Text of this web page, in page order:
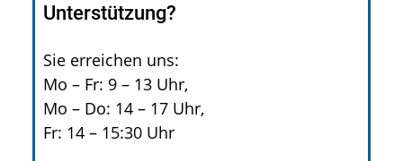
Unterstützung?
Sie erreichen uns:
Mo – Fr: 9 – 13 Uhr,
Mo – Do: 14 – 17 Uhr,
Fr: 14 – 15:30 Uhr